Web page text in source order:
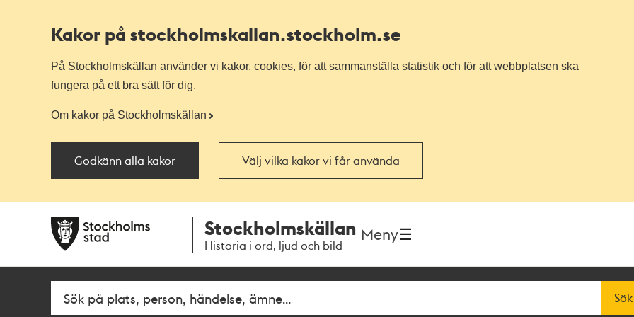
Kakor på stockholmskallan.stockholm.se
På Stockholmskällan använder vi kakor, cookies, för att sammanställa statistik och för att webbplatsen ska
fungera på ett bra sätt för dig.
Om kakor på Stockholmskällan
Godkänn alla kakor Välj vilka kakor vi får använda
navigationen
huvudinnehållet
Stockholmskällan
Historia i ord, ljud och bild
Meny
Fritextsök Sök